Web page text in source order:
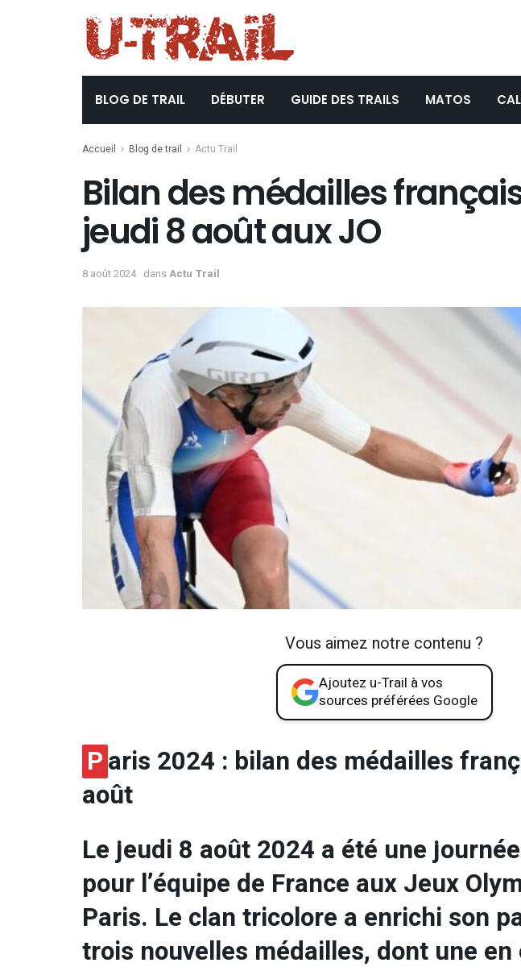
BLOG DE TRAIL DÉBUTER GUIDE DES TRAILS MATOS
Accueil Blog de trail Actu Trail
Bilan des médailles
jeudi 8 août aux JO
8 août 2024 dansActu Trail
Vous aimez notre contenu ?
Ajoutez u-Trail à vos
sources préférées Google
Paris 2024 : bilan des médailles
août
Le jeudi 8 août 2024 a été une
pour l’équipe de France aux Jeux
Paris. Le clan tricolore a enrichi son
trois nouvelles médailles, dont une en